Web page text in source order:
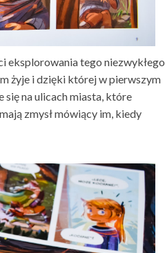
eksplorowania tego niezwykłego
żyje i dzięki której w pierwszym
na ulicach miasta, które
zmysł mówiący im, kiedy